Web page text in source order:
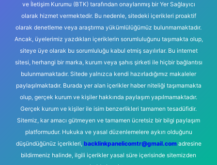
ve İletişim Kurumu (BTK) tarafından onaylanmış bir Yer Sağlayıcı
olarak hizmet vermektedir. Bu nedenle, sitedeki içerikleri proaktif
olarak denetleme veya araştırma yükümlülüğümüz bulunmamaktadır.
Ancak, üyelerimiz yazdıkları içeriklerin sorumluluğunu taşımakta olup,
siteye üye olarak bu sorumluluğu kabul etmiş sayılırlar. Bu internet
sitesi, herhangi bir marka, kurum veya şahıs şirketi ile hiçbir bağlantısı
bulunmamaktadır. Sitede yalnızca kendi hazırladığımız makaleler
paylaşılmaktadır. Burada yer alan içerikler haber niteliği taşımamakta
olup, gerçek kurum ve kişiler hakkında paylaşım yapılmamaktadır.
Gerçek kurum ve kişiler ile isim benzerlikleri tamamen tesadüfidir.
Sitemiz, kar amacı gütmeyen ve tamamen ücretsiz bir bilgi paylaşım
platformudur. Hukuka ve yasal düzenlemelere aykırı olduğunu
düşündüğünüz içerikleri, backlinkpanelicomtr@gmail.comadresine
bildirmeniz halinde, ilgili içerikler yasal süre içerisinde sitemizden